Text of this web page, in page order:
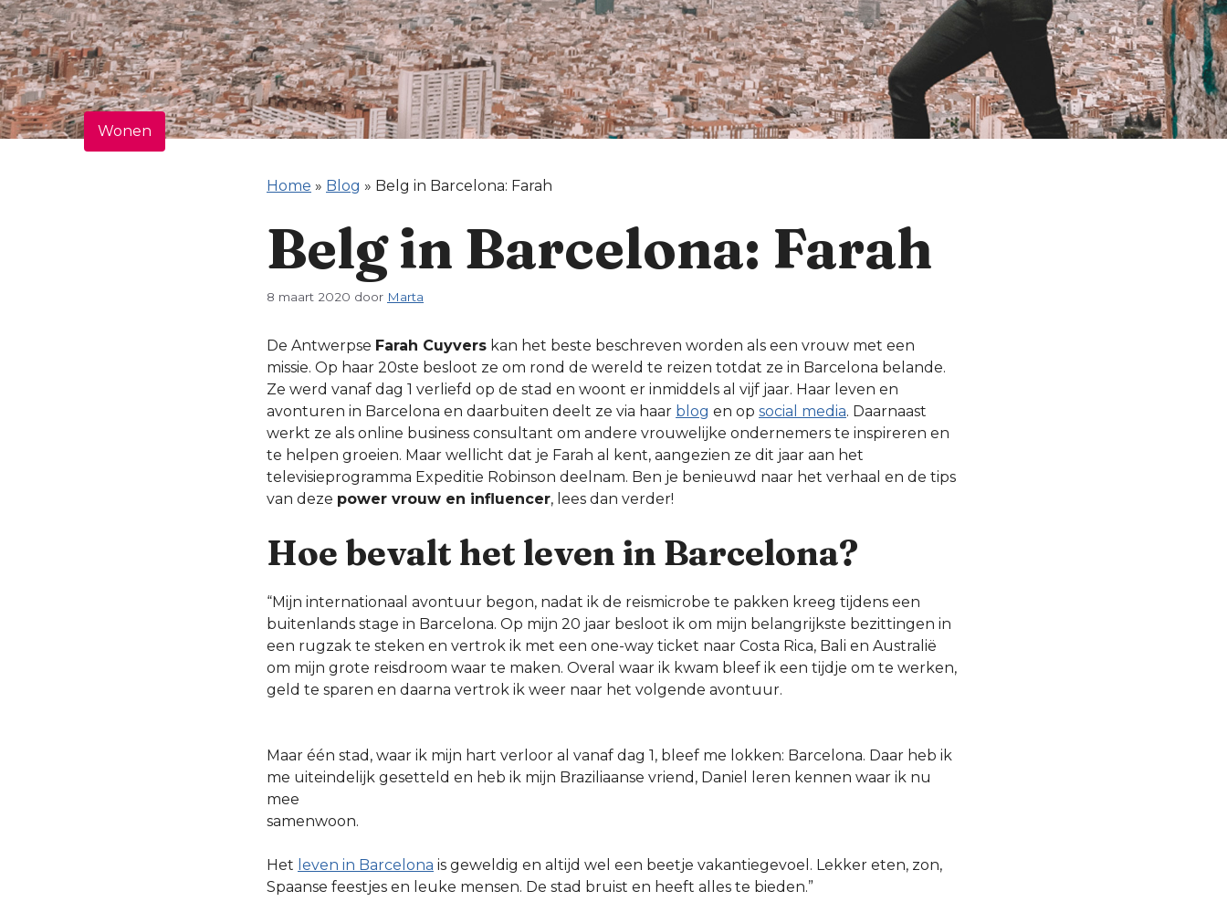
Wonen
Home » Blog » Belg in Barcelona: Farah
Belg in Barcelona: Farah
8 maart 2020 door Marta
De Antwerpse Farah Cuyvers kan het beste beschreven worden als een vrouw met een
missie. Op haar 20ste besloot ze om rond de wereld te reizen totdat ze in Barcelona belande.
Ze werd vanaf dag 1 verliefd op de stad en woont er inmiddels al vijf jaar. Haar leven en
avonturen in Barcelona en daarbuiten deelt ze via haar blog en op social media. Daarnaast
werkt ze als online business consultant om andere vrouwelijke ondernemers te inspireren en
te helpen groeien. Maar wellicht dat je Farah al kent, aangezien ze dit jaar aan het
televisieprogramma Expeditie Robinson deelnam. Ben je benieuwd naar het verhaal en de tips
van deze power vrouw en influencer, lees dan verder!
Hoe bevalt het leven in Barcelona?
“Mijn internationaal avontuur begon, nadat ik de reismicrobe te pakken kreeg tijdens een
buitenlands stage in Barcelona. Op mijn 20 jaar besloot ik om mijn belangrijkste bezittingen in
een rugzak te steken en vertrok ik met een one-way ticket naar Costa Rica, Bali en Australië
om mijn grote reisdroom waar te maken. Overal waar ik kwam bleef ik een tijdje om te werken,
geld te sparen en daarna vertrok ik weer naar het volgende avontuur.
Maar één stad, waar ik mijn hart verloor al vanaf dag 1, bleef me lokken: Barcelona. Daar heb ik
me uiteindelijk gesetteld en heb ik mijn Braziliaanse vriend, Daniel leren kennen waar ik nu
mee
samenwoon.
Het leven in Barcelona is geweldig en altijd wel een beetje vakantiegevoel. Lekker eten, zon,
Spaanse feestjes en leuke mensen. De stad bruist en heeft alles te bieden.”